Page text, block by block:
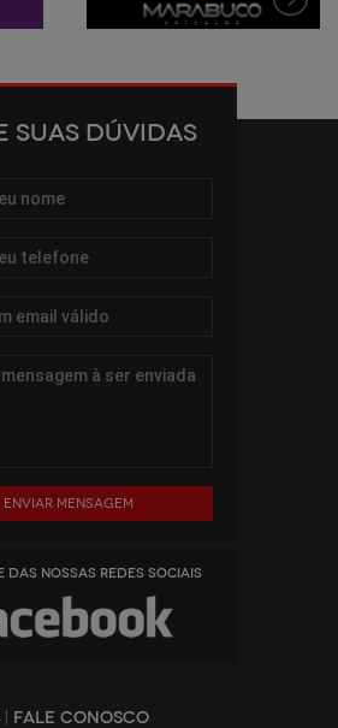
SUAS DÚVIDAS
Enviar mensagem
DAS NOSSAS REDES SOCIAIS
FALE CONOSCO